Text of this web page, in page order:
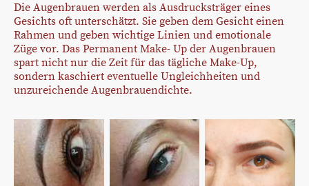
Die Augenbrauen werden als Ausdrucksträger eines
Gesichts oft unterschätzt. Sie geben dem Gesicht einen
Rahmen und geben wichtige Linien und emotionale
Züge vor. Das Permanent Make- Up der Augenbrauen
spart nicht nur die Zeit für das tägliche Make-Up,
sondern kaschiert eventuelle Ungleichheiten und
unzureichende Augenbrauendichte.